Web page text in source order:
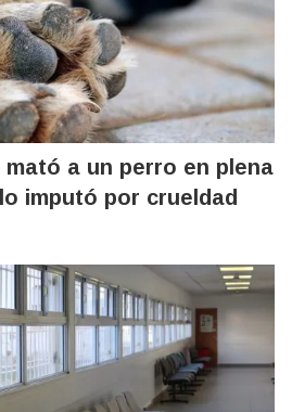
mató a un perro en plena
imputó por crueldad